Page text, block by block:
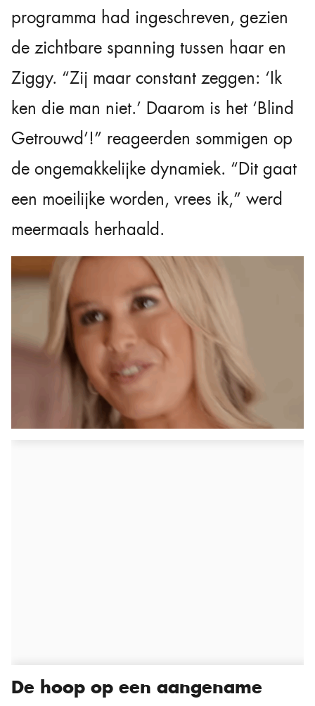
programma had ingeschreven, gezien
de zichtbare spanning tussen haar en
Ziggy. “Zij maar constant zeggen: ‘Ik
ken die man niet.’ Daarom is het ‘Blind
Getrouwd’!” reageerden sommigen op
de ongemakkelijke dynamiek. “Dit gaat
een moeilijke worden, vrees ik,” werd
meermaals herhaald.
De hoop op een aangename